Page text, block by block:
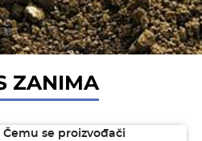
ZANIMA
Čemu se proizvođači